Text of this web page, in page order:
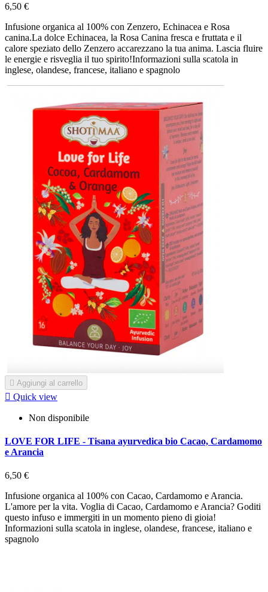
6,50 €
Infusione organica al 100% con Zenzero, Echinacea e Rosa
canina.La dolce Echinacea, la Rosa Canina fresca e fruttata e il
calore speziato dello Zenzero accarezzano la tua anima. Lascia fluire
le energie e risveglia il tuo spirito!Informazioni sulla scatola in
inglese, olandese, francese, italiano e spagnolo
 Aggiungi al carrello
 Quick view
Non disponibile
LOVE FOR LIFE - Tisana ayurvedica bio Cacao, Cardamomo
e Arancia
6,50 €
Infusione organica al 100% con Cacao, Cardamomo e Arancia.
L'amore per la vita. Voglia di Cacao, Cardamomo e Arancia? Goditi
questo infuso e immergiti in un momento pieno di gioia!
Informazioni sulla scatola in inglese, olandese, francese, italiano e
spagnolo